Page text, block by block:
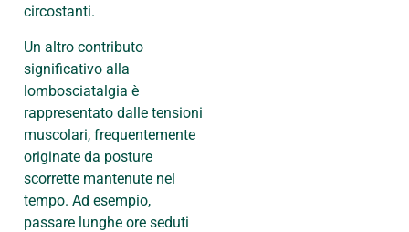
circostanti.
Un altro contributo
significativo alla
lombosciatalgia è
rappresentato dalle tensioni
muscolari, frequentemente
originate da posture
scorrette mantenute nel
tempo. Ad esempio,
passare lunghe ore seduti